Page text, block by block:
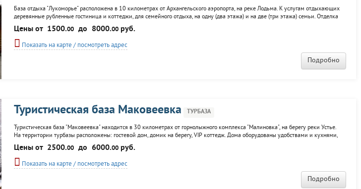
База отдыха "Лукоморье" расположена в 10 километрах от Архангельского аэропорта, на реке Лодьма. К услугам отдыхающих
деревянные рубленные гостиница и коттеджи, для семейного отдыха, на одну (два этажа) и на две (три этажа) семьи. Отделка
натуральным деревом, все удобства, в гостинице - полы с подогревом, в коттеджах - оборудованы кухни. Круглосуточно
работает ресторан. На...
Цены от 1500.00 до 8000.00руб.
Показать на карте / посмотреть адрес
Подробно
Туристическая база Маковеевка ТУРБАЗА
Туристическая база "Маковеевка" находится в 30 километрах от горнолыжного комплекса "Малиновка", на берегу реки Устье.
На территории турбазы расположены: гостевой дом, домик на берегу, VIP коттедж. Дома оборудованы удобствами и кухнями,
возможен заказ питания. К услугам отдыхающих рыбалка, баня на берегу, небольшой причал, водные лыжи и байдарки,
площадки для...
Цены от 2500.00 до 6000.00руб.
Показать на карте / посмотреть адрес
Подробно